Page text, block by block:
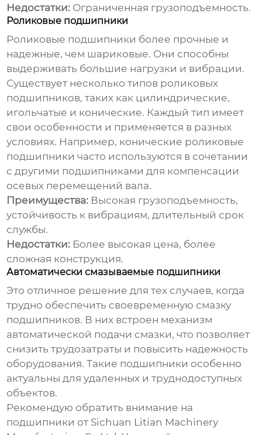
Недостатки: Ограниченная грузоподъемность.
Роликовые подшипники
Роликовые подшипники более прочные и
надежные, чем шариковые. Они способны
выдерживать большие нагрузки и вибрации.
Существует несколько типов роликовых
подшипников, таких как цилиндрические,
игольчатые и конические. Каждый тип имеет
свои особенности и применяется в разных
условиях. Например, конические роликовые
подшипники часто используются в сочетании
с другими подшипниками для компенсации
осевых перемещений вала.
Преимущества: Высокая грузоподъемность,
устойчивость к вибрациям, длительный срок
службы.
Недостатки: Более высокая цена, более
сложная конструкция.
Автоматически смазываемые подшипники
Это отличное решение для тех случаев, когда
трудно обеспечить своевременную смазку
подшипников. В них встроен механизм
автоматической подачи смазки, что позволяет
снизить трудозатраты и повысить надежность
оборудования. Такие подшипники особенно
актуальны для удаленных и труднодоступных
объектов.
Рекомендую обратить внимание на
подшипники от Sichuan Litian Machinery